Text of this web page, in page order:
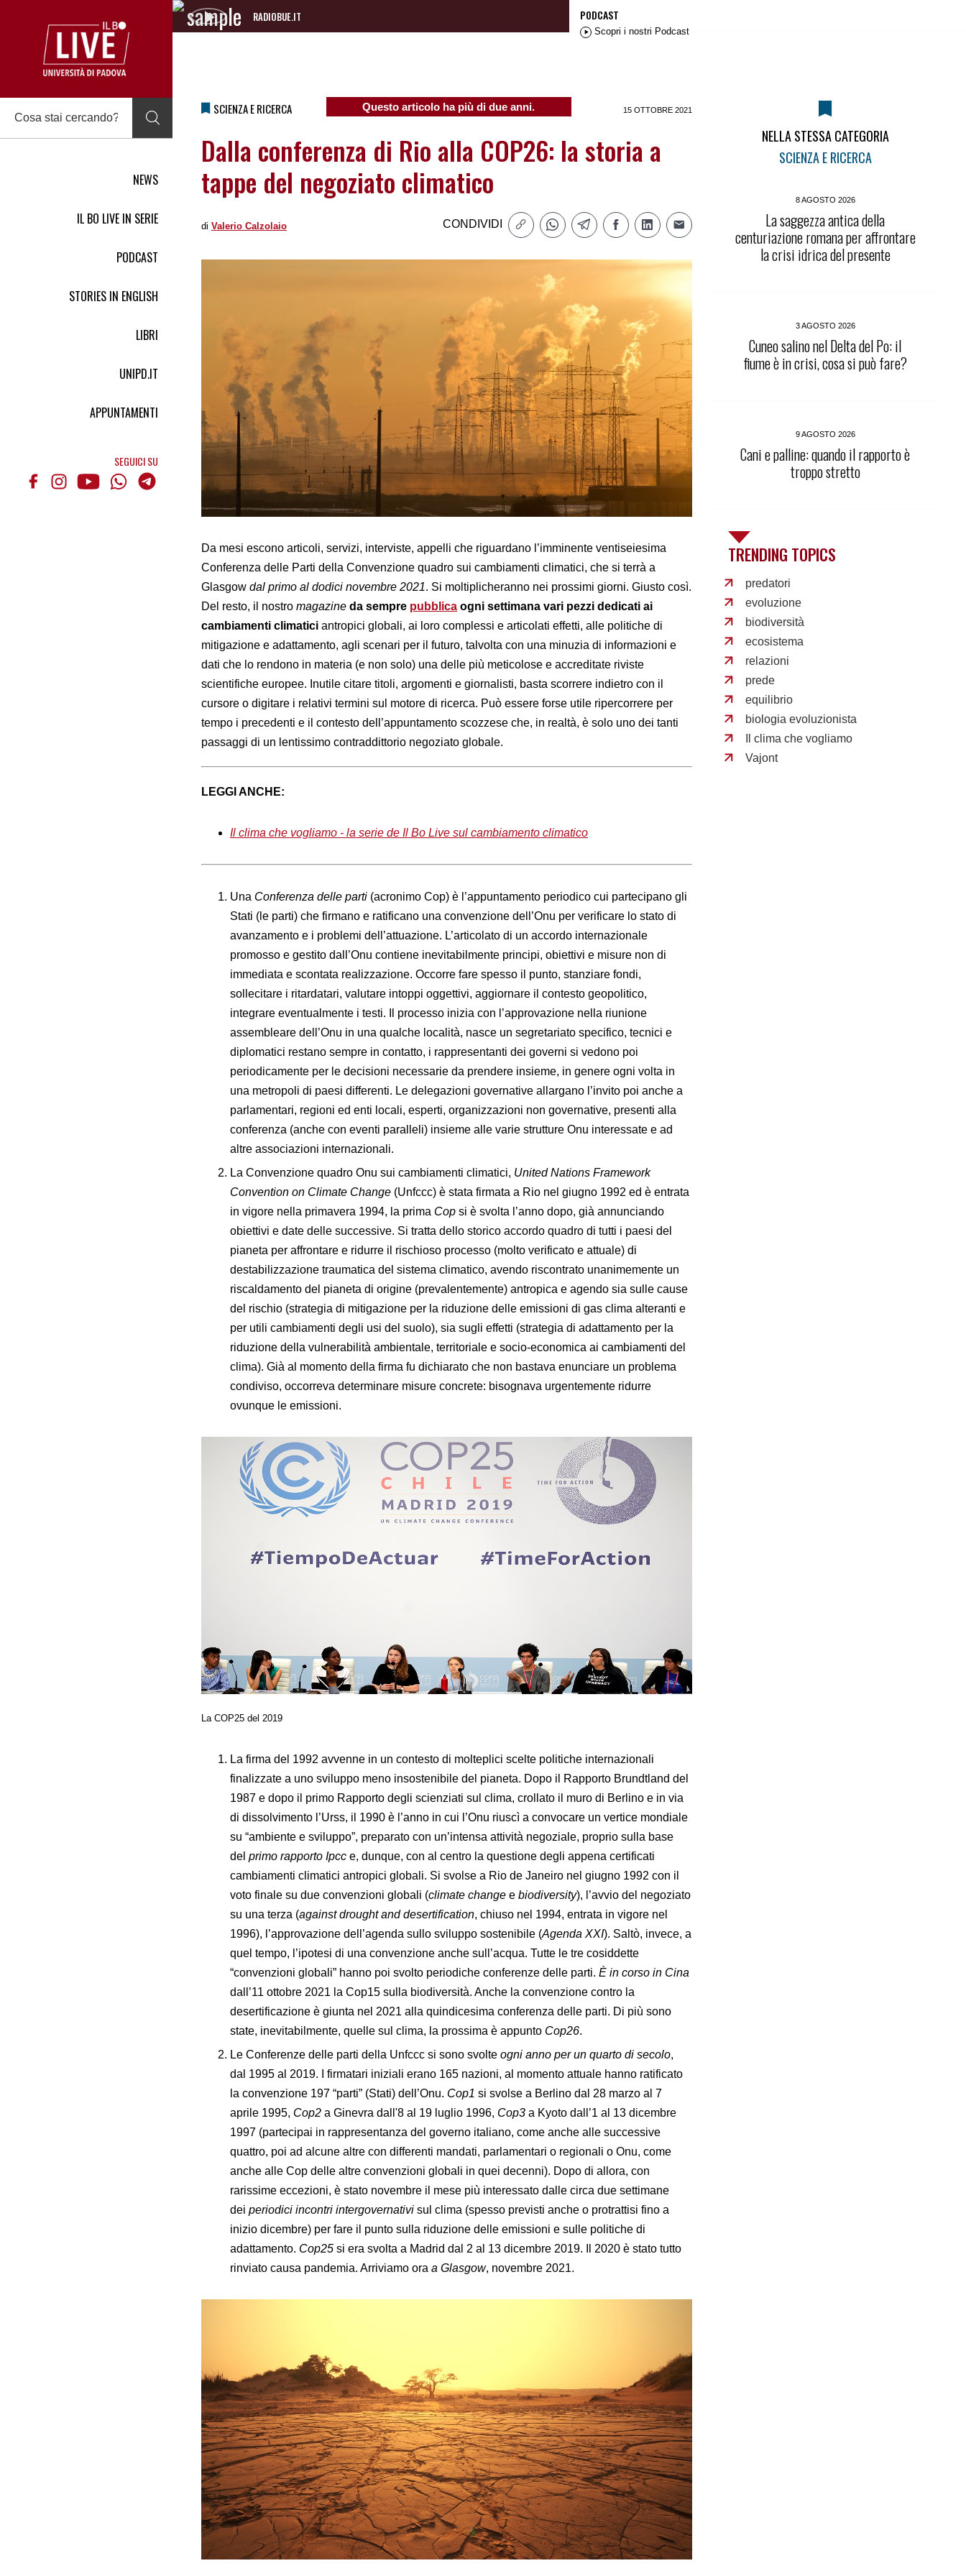
NEWS
IL BO LIVE IN SERIE
PODCAST
STORIES IN ENGLISH
LIBRI
UNIPD.IT
APPUNTAMENTI
SEGUICI SU
RADIOBUE.IT
Audio
PODCAST
Scopri i nostri Podcast
SCIENZA E RICERCA Questo articolo ha più di due anni. 15 OTTOBRE 2021
Dalla conferenza di Rio alla COP26: la storia a
tappe del negoziato climatico
di Valerio Calzolaio CONDIVIDI
Da mesi escono articoli, servizi, interviste, appelli che riguardano l’imminente ventiseiesima
Conferenza delle Parti della Convenzione quadro sui cambiamenti climatici, che si terrà a
Glasgow dal primo al dodici novembre 2021. Si moltiplicheranno nei prossimi giorni. Giusto così.
Del resto, il nostro magazine da sempre pubblica ogni settimana vari pezzi dedicati ai
cambiamenti climatici antropici globali, ai loro complessi e articolati effetti, alle politiche di
mitigazione e adattamento, agli scenari per il futuro, talvolta con una minuzia di informazioni e
dati che lo rendono in materia (e non solo) una delle più meticolose e accreditate riviste
scientifiche europee. Inutile citare titoli, argomenti e giornalisti, basta scorrere indietro con il
cursore o digitare i relativi termini sul motore di ricerca. Può essere forse utile ripercorrere per
tempo i precedenti e il contesto dell’appuntamento scozzese che, in realtà, è solo uno dei tanti
passaggi di un lentissimo contraddittorio negoziato globale.
LEGGI ANCHE:
Il clima che vogliamo - la serie de Il Bo Live sul cambiamento climatico
Una Conferenza delle parti (acronimo Cop) è l’appuntamento periodico cui partecipano gli
Stati (le parti) che firmano e ratificano una convenzione dell’Onu per verificare lo stato di
avanzamento e i problemi dell’attuazione. L’articolato di un accordo internazionale
promosso e gestito dall’Onu contiene inevitabilmente principi, obiettivi e misure non di
immediata e scontata realizzazione. Occorre fare spesso il punto, stanziare fondi,
sollecitare i ritardatari, valutare intoppi oggettivi, aggiornare il contesto geopolitico,
integrare eventualmente i testi. Il processo inizia con l’approvazione nella riunione
assembleare dell’Onu in una qualche località, nasce un segretariato specifico, tecnici e
diplomatici restano sempre in contatto, i rappresentanti dei governi si vedono poi
periodicamente per le decisioni necessarie da prendere insieme, in genere ogni volta in
una metropoli di paesi differenti. Le delegazioni governative allargano l’invito poi anche a
parlamentari, regioni ed enti locali, esperti, organizzazioni non governative, presenti alla
conferenza (anche con eventi paralleli) insieme alle varie strutture Onu interessate e ad
altre associazioni internazionali.
La Convenzione quadro Onu sui cambiamenti climatici, United Nations Framework
Convention on Climate Change (Unfccc) è stata firmata a Rio nel giugno 1992 ed è entrata
in vigore nella primavera 1994, la prima Cop si è svolta l’anno dopo, già annunciando
obiettivi e date delle successive. Si tratta dello storico accordo quadro di tutti i paesi del
pianeta per affrontare e ridurre il rischioso processo (molto verificato e attuale) di
destabilizzazione traumatica del sistema climatico, avendo riscontrato unanimemente un
riscaldamento del pianeta di origine (prevalentemente) antropica e agendo sia sulle cause
del rischio (strategia di mitigazione per la riduzione delle emissioni di gas clima alteranti e
per utili cambiamenti degli usi del suolo), sia sugli effetti (strategia di adattamento per la
riduzione della vulnerabilità ambientale, territoriale e socio-economica ai cambiamenti del
clima). Già al momento della firma fu dichiarato che non bastava enunciare un problema
condiviso, occorreva determinare misure concrete: bisognava urgentemente ridurre
ovunque le emissioni.
La COP25 del 2019
La firma del 1992 avvenne in un contesto di molteplici scelte politiche internazionali
finalizzate a uno sviluppo meno insostenibile del pianeta. Dopo il Rapporto Brundtland del
1987 e dopo il primo Rapporto degli scienziati sul clima, crollato il muro di Berlino e in via
di dissolvimento l’Urss, il 1990 è l’anno in cui l’Onu riuscì a convocare un vertice mondiale
su “ambiente e sviluppo”, preparato con un’intensa attività negoziale, proprio sulla base
del primo rapporto Ipcc e, dunque, con al centro la questione degli appena certificati
cambiamenti climatici antropici globali. Si svolse a Rio de Janeiro nel giugno 1992 con il
voto finale su due convenzioni globali (climate change e biodiversity), l’avvio del negoziato
su una terza (against drought and desertification, chiuso nel 1994, entrata in vigore nel
1996), l’approvazione dell’agenda sullo sviluppo sostenibile (Agenda XXI). Saltò, invece, a
quel tempo, l’ipotesi di una convenzione anche sull’acqua. Tutte le tre cosiddette
“convenzioni globali” hanno poi svolto periodiche conferenze delle parti. È in corso in Cina
dall’11 ottobre 2021 la Cop15 sulla biodiversità. Anche la convenzione contro la
desertificazione è giunta nel 2021 alla quindicesima conferenza delle parti. Di più sono
state, inevitabilmente, quelle sul clima, la prossima è appunto Cop26.
Le Conferenze delle parti della Unfccc si sono svolte ogni anno per un quarto di secolo,
dal 1995 al 2019. I firmatari iniziali erano 165 nazioni, al momento attuale hanno ratificato
la convenzione 197 “parti” (Stati) dell’Onu. Cop1 si svolse a Berlino dal 28 marzo al 7
aprile 1995, Cop2 a Ginevra dall'8 al 19 luglio 1996, Cop3 a Kyoto dall’1 al 13 dicembre
1997 (partecipai in rappresentanza del governo italiano, come anche alle successive
quattro, poi ad alcune altre con differenti mandati, parlamentari o regionali o Onu, come
anche alle Cop delle altre convenzioni globali in quei decenni). Dopo di allora, con
rarissime eccezioni, è stato novembre il mese più interessato dalle circa due settimane
dei periodici incontri intergovernativi sul clima (spesso previsti anche o protrattisi fino a
inizio dicembre) per fare il punto sulla riduzione delle emissioni e sulle politiche di
adattamento. Cop25 si era svolta a Madrid dal 2 al 13 dicembre 2019. Il 2020 è stato tutto
rinviato causa pandemia. Arriviamo ora a Glasgow, novembre 2021.
NELLA STESSA CATEGORIA
SCIENZA E RICERCA
8 AGOSTO 2026
La saggezza antica della
centuriazione romana per affrontare
la crisi idrica del presente
3 AGOSTO 2026
Cuneo salino nel Delta del Po: il
fiume è in crisi, cosa si può fare?
9 AGOSTO 2026
Cani e palline: quando il rapporto è
troppo stretto
TRENDING TOPICS
predatori
evoluzione
biodiversità
ecosistema
relazioni
prede
equilibrio
biologia evoluzionista
Il clima che vogliamo
Vajont